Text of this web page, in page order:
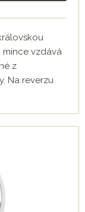
mince vzdává
z
Na reverzu